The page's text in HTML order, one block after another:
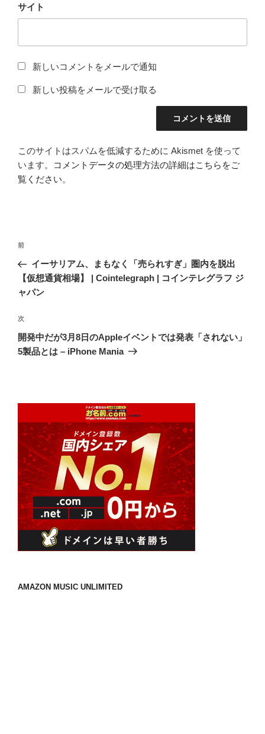
サイト
新しいコメントをメールで通知
新しい投稿をメールで受け取る
このサイトはスパムを低減するために Akismet を使って
います。
コメントデータの処理方法の詳細はこちらをご
覧ください。
投
ナ
ビ
ー
シ
ョ
前
の
投
稿
前
イーサリアム、まもなく「売られすぎ」圏内を脱出
【仮想通貨相場】 | Cointelegraph | コインテレグラフ ジ
ャパン
次
の
投
次
開発中だが3月8日のAppleイベントでは発表「されない」
5製品とは – iPhone Mania
AMAZON MUSIC UNLIMITED